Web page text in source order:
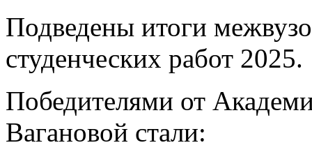
Подведены итоги
студенческих работ 2025.
Победителями от
Вагановой стали: